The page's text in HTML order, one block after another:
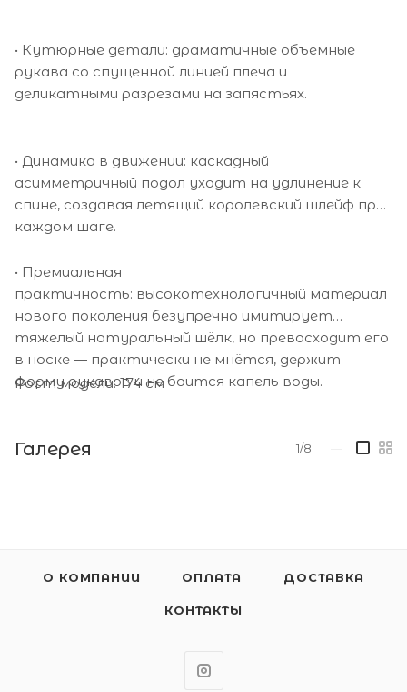
• Кутюрные детали: драматичные объемные
рукава со спущенной линией плеча и
деликатными разрезами на запястьях.
• Динамика в движении: каскадный
асимметричный подол уходит на удлинение к
спине, создавая летящий королевский шлейф при
каждом шаге.
• Премиальная
практичность: высокотехнологичный материал
нового поколения безупречно имитирует
тяжелый натуральный шёлк, но превосходит его
в носке — практически не мнётся, держит
форму рукавов и не боится капель воды.
Рост модели: 174 см
Галерея 1/8
О КОМПАНИИ ОПЛАТА ДОСТАВКА
КОНТАКТЫ